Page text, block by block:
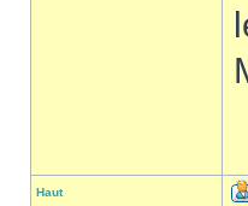
Haut